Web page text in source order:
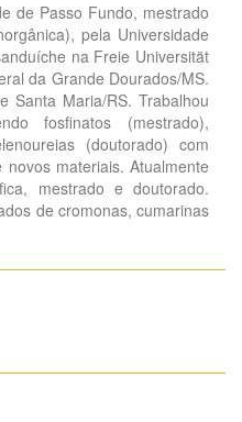
de Passo Fundo, mestrado
pela Universidade
na Freie Universität
da Grande Dourados/MS.
Santa Maria/RS. Trabalhou
fosfinatos (mestrado),
(doutorado) com
materiais. Atualmente
mestrado e doutorado.
de cromonas, cumarinas